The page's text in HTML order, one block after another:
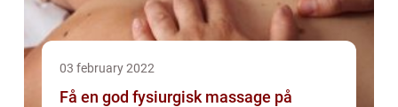
03 february 2022
Få en god fysiurgisk massage på